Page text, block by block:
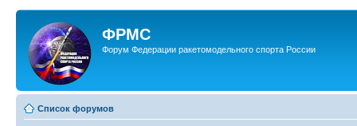
ФРМС
Форум Федерации ракетомодельного спорта России
Список форумов